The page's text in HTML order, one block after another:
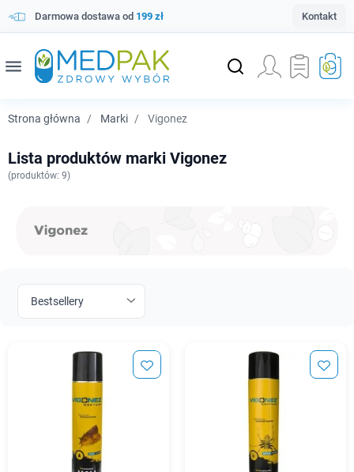
Darmowa dostawa od 199 zł Kontakt
menu
Strona główna Marki Vigonez
Lista produktów marki Vigonez
(produktów: 9)